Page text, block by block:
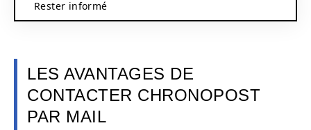
Rester informé
LES AVANTAGES DE
CONTACTER CHRONOPOST
PAR MAIL